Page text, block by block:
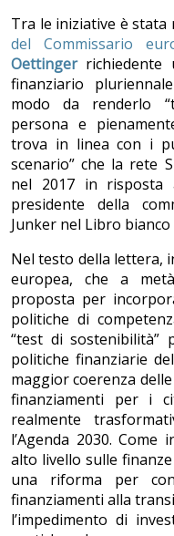
Tra le iniziative è stata
del Commissario
Oettingerrichiedente
finanziario
modo da renderlo
persona e
trova in linea con i
scenario” che la rete
nel 2017 in risposta
presidente della
Junker nel Libro
Nel testo della lettera,
europea, che a
proposta per
politiche di
“test di
politiche finanziarie
maggior coerenza
finanziamenti per i
realmente
l’Agenda 2030.
alto livello sulle
una riforma per
finanziamenti alla
l’impedimento di